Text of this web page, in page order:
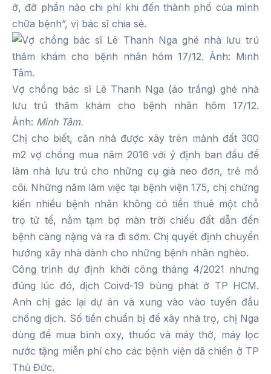
ở, đỡ phần nào chi phí khi đến thành phố của mình
chữa bệnh”, vị bác sĩ chia sẻ.
Vợ chồng bác sĩ Lê Thanh Nga (áo trắng) ghé nhà
lưu trú thăm khám cho bệnh nhân hôm 17/12.
Ảnh: Minh Tâm.
Chị cho biết, căn nhà được xây trên mảnh đất 300
m2 vợ chồng mua năm 2016 với ý định ban đầu để
làm nhà lưu trú cho những cụ già neo đơn, trẻ mồ
côi. Những năm làm việc tại bệnh viện 175, chị chứng
kiến nhiều bệnh nhân không có tiền thuê một chỗ
trọ tử tế, nằm tạm bợ màn trời chiếu đất dẫn đến
bệnh càng nặng và ra đi sớm. Chị quyết định chuyển
hướng xây nhà dành cho những bệnh nhân nghèo.
Công trình dự định khởi công tháng 4/2021 nhưng
đúng lúc đó, dịch Coivd-19 bùng phát ở TP HCM.
Anh chị gác lại dự án và xung vào vào tuyến đầu
chống dịch. Số tiền chuẩn bị để xây nhà trọ, chị Nga
dùng để mua bình oxy, thuốc và máy thở, máy lọc
nước tặng miễn phí cho các bệnh viện dã chiến ở TP
Thủ Đức.